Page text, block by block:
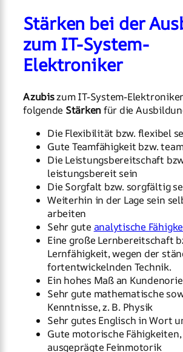
Stärken bei der
zum IT-System-
Elektroniker
Azubiszum IT-System-
folgende Stärkenfür die
Die Flexibilität bzw. flexibel
Gute Teamfähigkeit bzw.
Die Leistungsbereitschaft
leistungsbereit sein
Die Sorgfalt bzw. sorgfältig
Weiterhin in der Lage sein
arbeiten
Sehr gute analytische
Eine große Lernbereitschaft
Lernfähigkeit, wegen der
fortentwickelnden Technik.
Ein hohes Maß an
Sehr gute mathematische
Kenntnisse, z. B. Physik
Sehr gutes Englisch in Wort
Gute motorische
ausgeprägte Feinmotorik